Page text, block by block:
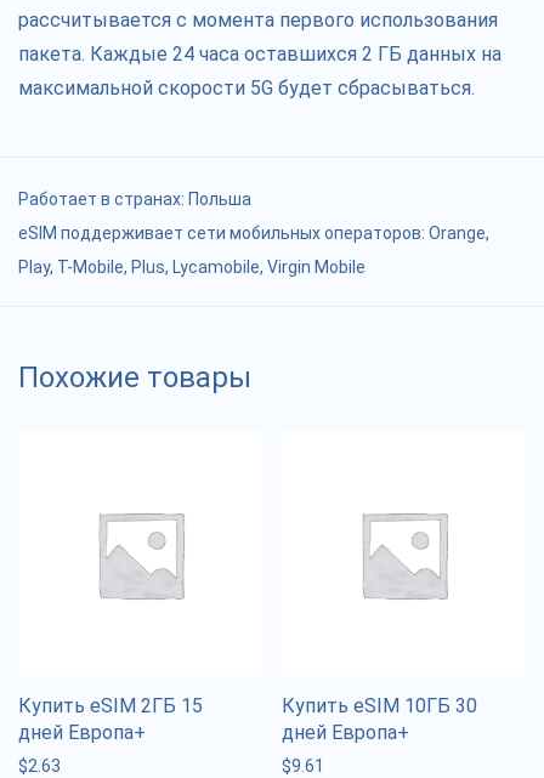
рассчитывается с момента первого использования
пакета. Каждые 24 часа оставшихся 2 ГБ данных на
максимальной скорости 5G будет сбрасываться.
Работает в странах: Польша
eSIM поддерживает сети мобильных операторов: Orange,
Play, T-Mobile, Plus, Lycamobile, Virgin Mobile
Похожие товары
Купить eSIM 2ГБ 15
дней Европа+
$2.63
Купить eSIM 10ГБ 30
дней Европа+
$9.61